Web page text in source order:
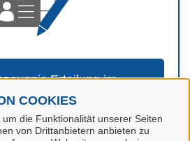
COOKIES
die Funktionalität unserer Seiten
von Drittanbietern anbieten zu
Erteilung im